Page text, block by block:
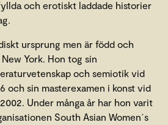
och erotiskt laddade historier
ursprung men är född och
York. Hon tog sin
och semiotik vid
och sin masterexamen i konst vid
Under många år har hon varit
South Asian Women´s